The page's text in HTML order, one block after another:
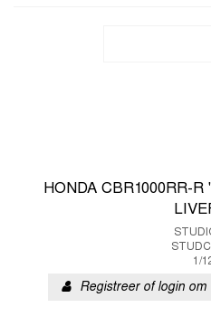
HONDA CBR1000RR-
1/
Registreer of login